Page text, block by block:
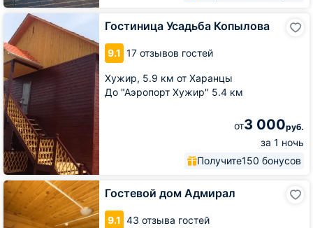
Гостиница Усадьба Копылова
9.1 17 отзывов гостей
Хужир, 5.9 км от Харанцы
До "Аэропорт Хужир" 5.4 км
от3 000руб.
за 1 ночь
Получите150 бонусов
Гостиница
Усадьба
Копылова
Гостевой дом Адмирал
9.1 43 отзыва гостей
Гостевой
дом
Адмирал